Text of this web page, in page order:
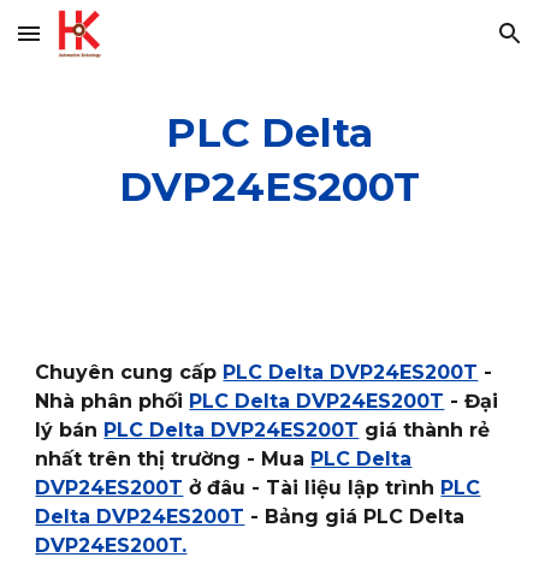
Skip to main content Skip to navigation
PLC Delta
DVP24ES200T
Chuyên cung cấp PLC Delta DVP24ES200T -
Nhà phân phối PLC Delta DVP24ES200T - Đại
lý bán PLC Delta DVP24ES200T giá thành rẻ
nhất trên thị trường - Mua PLC Delta
DVP24ES200T ở đâu - Tài liệu lập trình PLC
Delta DVP24ES200T - Bảng giá PLC Delta
DVP24ES200T.